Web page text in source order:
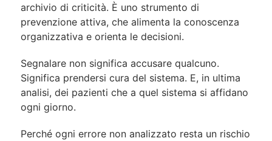
archivio di criticità. È uno strumento di
prevenzione attiva, che alimenta la conoscenza
organizzativa e orienta le decisioni.
Segnalare non significa accusare qualcuno.
Significa prendersi cura del sistema. E, in ultima
analisi, dei pazienti che a quel sistema si affidano
ogni giorno.
Perché ogni errore non analizzato resta un rischio